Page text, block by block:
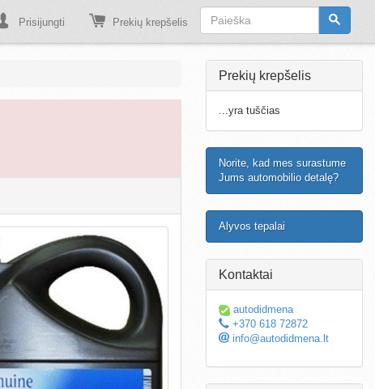
Prisijungti Prekių krepšelis
Prekių krepšelis
...yra tuščias
Norite, kad mes surastume
Jums automobilio detalę?
Alyvos tepalai
Kontaktai
autodidmena
+370 618 72872
info@autodidmena.lt